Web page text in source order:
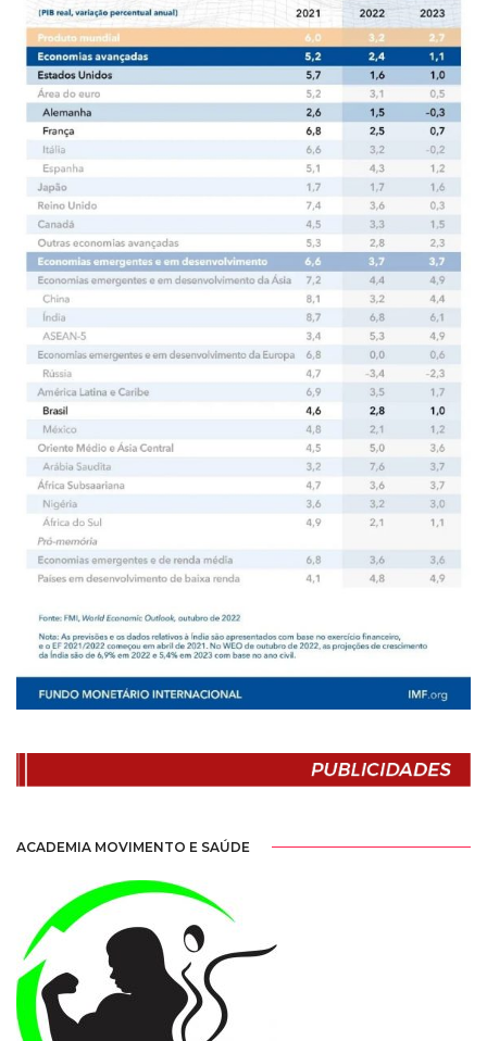
ACADEMIA MOVIMENTO E SAÚDE